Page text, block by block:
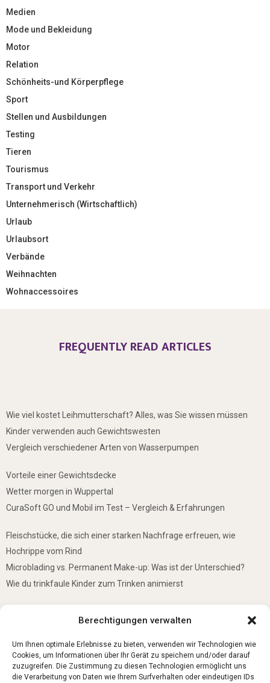
Berechtigungen verwalten
Um Ihnen optimale Erlebnisse zu bieten, verwenden wir Technologien wie
Cookies, um Informationen über Ihr Gerät zu speichern und/oder darauf
zuzugreifen. Die Zustimmung zu diesen Technologien ermöglicht uns
die Verarbeitung von Daten wie Ihrem Surfverhalten oder eindeutigen IDs
Medien
Mode und Bekleidung
Motor
Relation
Schönheits-und Körperpflege
Sport
Stellen und Ausbildungen
Testing
Tieren
Tourismus
Transport und Verkehr
Unternehmerisch (Wirtschaftlich)
Urlaub
Urlaubsort
Verbände
Weihnachten
Wohnaccessoires
FREQUENTLY READ ARTICLES
Wie viel kostet Leihmutterschaft? Alles, was Sie wissen müssen
Kinder verwenden auch Gewichtswesten
Vergleich verschiedener Arten von Wasserpumpen
Vorteile einer Gewichtsdecke
Wetter morgen in Wuppertal
CuraSoft GO und Mobil im Test – Vergleich & Erfahrungen
Fleischstücke, die sich einer starken Nachfrage erfreuen, wie
Hochrippe vom Rind
Microblading vs. Permanent Make-up: Was ist der Unterschied?
Wie du trinkfaule Kinder zum Trinken animierst
5 Gründe, warum jedes Baby einen Mini-Schwimmring haben sollte
Ist Lockpicking in Deutschland verboten?